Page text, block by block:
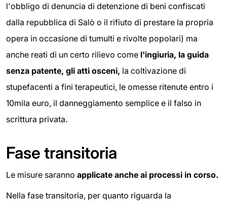
l'obbligo di denuncia di detenzione di beni confiscati
dalla repubblica di Salò o il rifiuto di prestare la propria
opera in occasione di tumulti e rivolte popolari) ma
anche reati di un certo rilievo come l'ingiuria, la guida
senza patente, gli atti osceni, la coltivazione di
stupefacenti a fini terapeutici, le omesse ritenute entro i
10mila euro, il danneggiamento semplice e il falso in
scrittura privata.
Fase transitoria
Le misure saranno applicate anche ai processi in corso.
Nella fase transitoria, per quanto riguarda la